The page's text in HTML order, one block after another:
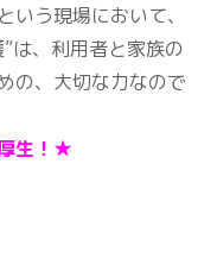
いう現場において、
は、利用者と家族の
の、大切な力なので
生！★